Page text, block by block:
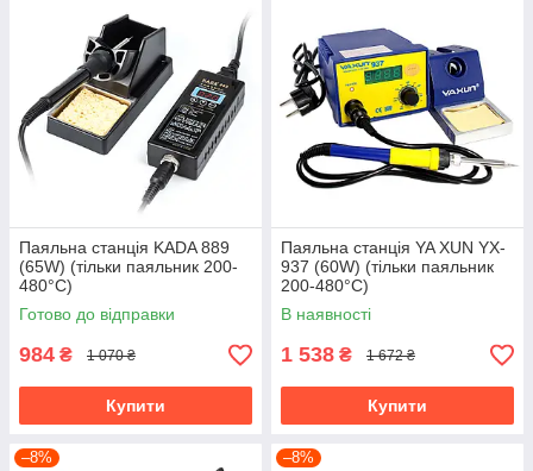
Паяльна станція KADA 889
(65W) (тільки паяльник 200-
480°С)
Готово до відправки
984 ₴ 1 070 ₴
Купити
Паяльна станція YA XUN YX-
937 (60W) (тільки паяльник
200-480°C)
В наявності
1 538 ₴ 1 672 ₴
Купити
–8% –8%